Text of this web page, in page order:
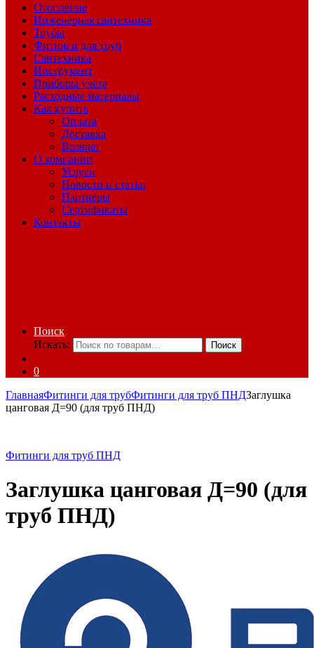
Отопление
Инженерная сантехника
Трубы
Фитинги для труб
Сантехника
Инструмент
Приборы учёта
Расходные материалы
Как купить
Оплата
Доставка
Возврат
О компании
Услуги
Новости и статьи
Партнёры
Сертификаты
Контакты
Поиск
Искать:
Поиск
0
ГлавнаяФитинги для трубФитинги для труб ПНДЗаглушка
цанговая Д=90 (для труб ПНД)
Фитинги для труб ПНД
Заглушка цанговая Д=90 (для
труб ПНД)